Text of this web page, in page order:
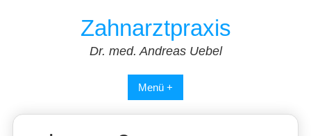
Zahnarztpraxis
Dr. med. Andreas Uebel
Menü +